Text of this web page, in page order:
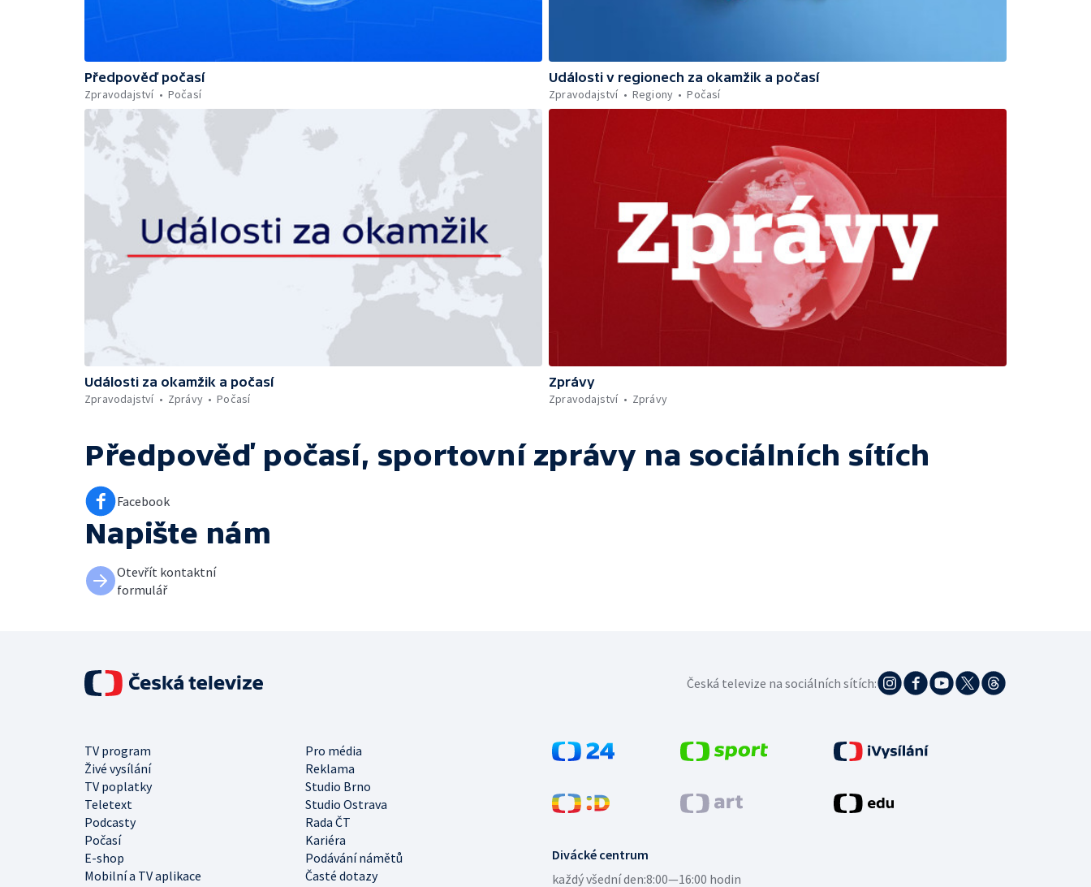
Předpověď počasí
Zpravodajství
Počasí
Události v regionech za okamžik a počasí
Zpravodajství
Regiony Počasí
Události za okamžik a počasí
Zpravodajství
Zprávy Počasí
Zprávy
Zpravodajství
Zprávy
Předpověď počasí, sportovní zprávy na sociálních sítích
Facebook
Napište nám
Otevřít kontaktní
formulář
Divácké centrum
každý všední den:8:00—16:00 hodin
TV program
Pro média
Živé vysílání
Reklama
TV poplatky
Studio Brno
Teletext
Studio Ostrava
Podcasty
Rada ČT
Počasí
Kariéra
E-shop
Podávání námětů
Mobilní a TV aplikace
Časté dotazy
Česká televize na sociálních sítích: